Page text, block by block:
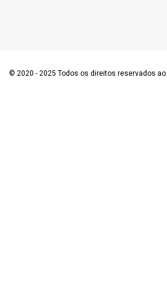
© 2020 - 2025 Todos os direitos reservados